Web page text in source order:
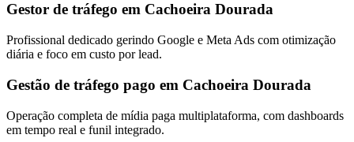
Gestor de tráfego em Cachoeira Dourada
Profissional dedicado gerindo Google e Meta Ads com otimização
diária e foco em custo por lead.
Gestão de tráfego pago em Cachoeira Dourada
Operação completa de mídia paga multiplataforma, com dashboards
em tempo real e funil integrado.